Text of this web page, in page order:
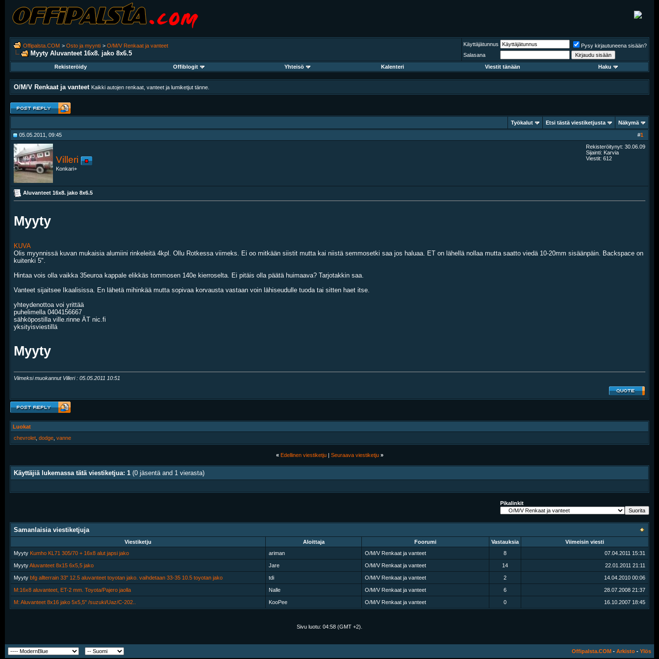
Offipalsta.COM > Osto ja myynti > O/M/V Renkaat ja vanteet
Myyty Aluvanteet 16x8. jako 8x6.5
Käyttäjätunnus
Pysy kirjautuneena sisään?
Salasana
Rekisteröidy
Offiblogit Yhteisö Kalenteri Viestit tänään Haku
O/M/V Renkaat ja vanteet Kaikki autojen renkaat, vanteet ja lumiketjut tänne.
Työkalut Etsi tästä viestiketjusta Näkymä
#1
05.05.2011, 09:45
Villeri
Konkari+
Rekisteröitynyt: 30.06.09
Sijainti: Karvia
Viestit: 612
Aluvanteet 16x8. jako 8x6.5
Myyty
KUVA
Olis myynnissä kuvan mukaisia alumiini rinkeleitä 4kpl. Ollu Rotkessa viimeks. Ei oo mitkään siistit mutta kai niistä semmosetki saa jos haluaa. ET on lähellä nollaa mutta saatto viedä 10-20mm sisäänpäin. Backspace on
kuitenki 5".
Hintaa vois olla vaikka 35euroa kappale elikkäs tommosen 140e kierroselta. Ei pitäis olla päätä huimaava? Tarjotakkin saa.
Vanteet sijaitsee Ikaalisissa. En lähetä mihinkää mutta sopivaa korvausta vastaan voin lähiseudulle tuoda tai sitten haet itse.
yhteydenottoa voi yrittää
puhelimella 0404156667
sähköpostilla ville.rinne ÄT nic.fi
yksityisviestillä
Myyty
Viimeksi muokannut Villeri : 05.05.2011 10:51
Luokat
chevrolet dodge vanne
« Edellinen viestiketju| Seuraava viestiketju »
Käyttäjiä lukemassa tätä viestiketjua: 1 (0 jäsentä and 1 vierasta)
Pikalinkit
Samanlaisia viestiketjuja
Viestiketju Aloittaja Foorumi Vastauksia
Viimeisin viesti
Myyty Kumho KL71 305/70 + 16x8 alut japsi jako ariman O/M/V Renkaat ja vanteet 8 07.04.2011 15:31
MyytyAluvanteet 8x15 6x5,5 jako Jare O/M/V Renkaat ja vanteet 14 22.01.2011 21:11
Myyty bfg allterrain 33" 12.5 aluvanteet toyotan jako. vaihdetaan 33-35 10.5 toyotan jako tdi O/M/V Renkaat ja vanteet 2 14.04.2010 00:06
M:16x8 aluvanteet, ET-2 mm. Toyota/Pajero jaolla Nalle O/M/V Renkaat ja vanteet 6 28.07.2008 21:37
M: Aluvanteet 8x16 jako 5x5,5" /suzuki/Uaz/C-202.. KooPee O/M/V Renkaat ja vanteet 0 16.10.2007 18:45
Sivu luotu: 04:58 (GMT +2).
Offipalsta.COM - Arkisto - Ylös